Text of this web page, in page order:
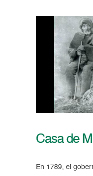
Casa de
En 1789, el